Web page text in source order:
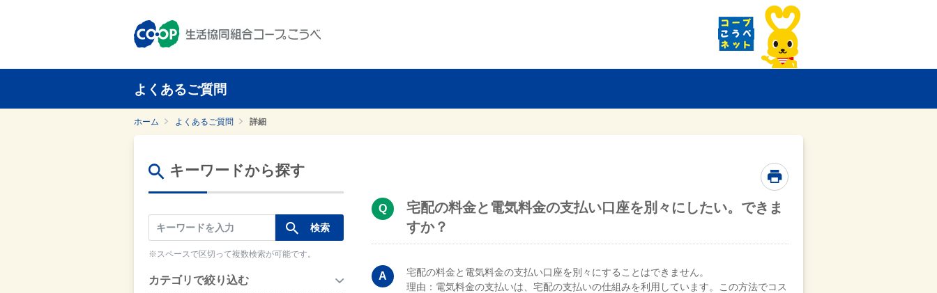
よくあるご質問
ホーム よくあるご質問 詳細
キーワードから探す
※スペースで区切って複数検索が可能です。
カテゴリで絞り込む
宅配の料金と電気料金の支払い口座を別々にしたい。できま
すか？
宅配の料金と電気料金の支払い口座を別々にすることはできません。
理由：電気料金の支払いは、宅配の支払いの仕組みを利用しています。この方法でコス